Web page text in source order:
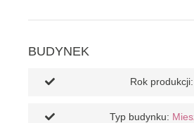
BUDYNEK
Rok produkcji:
Typ budynku: